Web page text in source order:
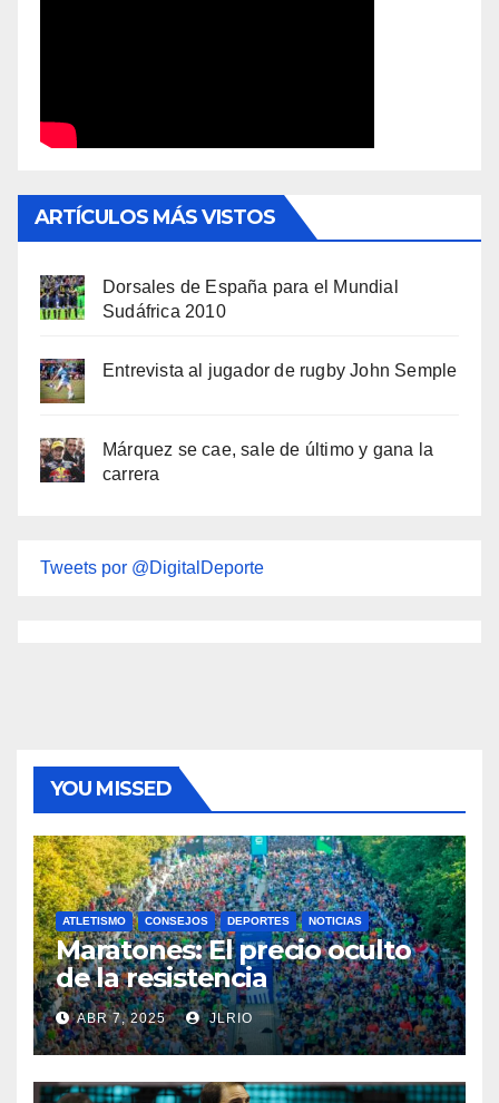
ARTÍCULOS MÁS VISTOS
Dorsales de España para el Mundial
Sudáfrica 2010
Entrevista al jugador de rugby John Semple
Márquez se cae, sale de último y gana la
carrera
Tweets por @DigitalDeporte
YOU MISSED
ATLETISMO CONSEJOS DEPORTES NOTICIAS
Maratones: El precio oculto
de la resistencia
ABR 7, 2025 JLRIO